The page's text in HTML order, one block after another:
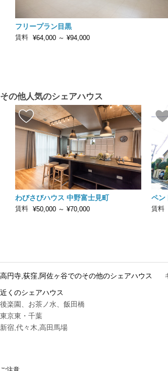
フリープラン目黒
賃料 ¥64,000 ～ ¥94,000
その他人気のシェアハウス
わびさびハウス 中野富士見町
賃料 ¥50,000 ～ ¥70,000
ペン
賃料
高円寺,荻窪,阿佐ヶ谷でのその他のシェアハウス
近くのシェアハウス
後楽園、お茶ノ水、飯田橋
東京東・千葉
新宿,代々木,高田馬場